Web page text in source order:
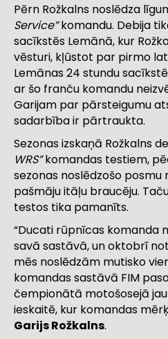
Pērn Rožkalns noslēdza
Service”komandu. Debija
sacīkstēs Lemānā, kur
vēsturi, kļūstot par pirmo
Lemānas 24 stundu
ar šo franču komandu
Garijam par pārsteigumu
sadarbība ir pārtraukta.
Sezonas izskaņā Rožkalns
WRS”komandas testiem,
sezonas noslēdzošo
pašmāju itāļu braucēju.
testos tika pamanīts.
“Ducati rūpnīcas komanda
savā sastāvā, un oktobrī
mēs noslēdzām mutisko
komandas sastāvā FIM
čempionātā motošosejā
ieskaitē, kur komandas
Garijs Rožkalns.